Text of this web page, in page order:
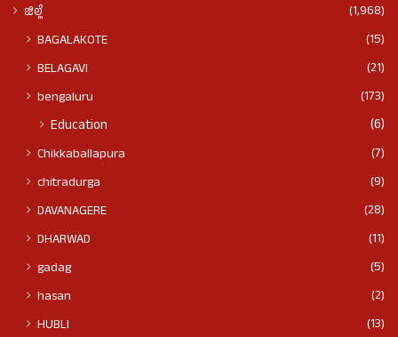
ಜಿಲ್ಲೆ
(1,968)
BAGALAKOTE
(15)
BELAGAVI
(21)
bengaluru
(173)
Education (6)
Chikkaballapura
(7)
chitradurga
(9)
DAVANAGERE
(28)
DHARWAD
(11)
gadag
(5)
hasan
(2)
HUBLI
(13)